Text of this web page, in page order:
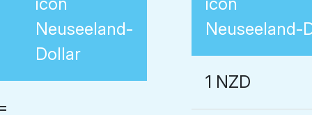
Neuseeland-
Dollar
Neuseeland-
1 NZD